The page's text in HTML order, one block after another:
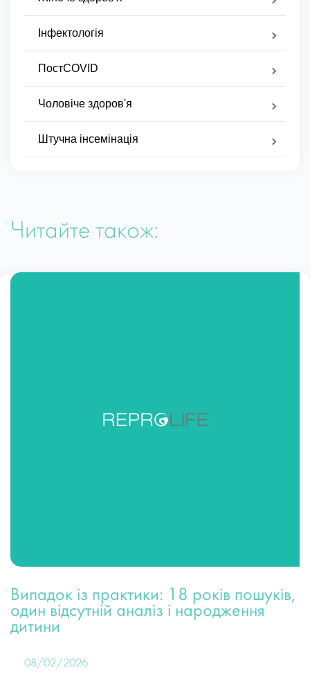
Інфектологія
ПостCOVID
Чоловіче здоров'я
Штучна інсемінація
Читайте також:
Випадок із практики: 18 років пошуків,
один відсутній аналіз і народження
дитини
08/02/2026